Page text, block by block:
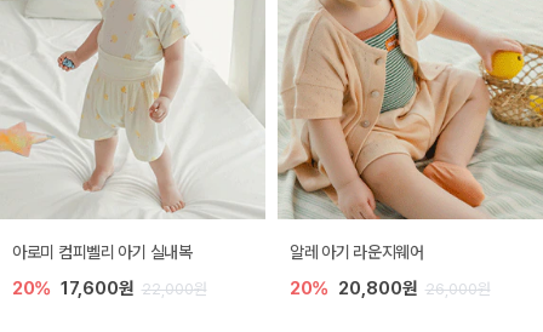
아로미 컴피벨리 아기 실내복
20% 17,600원 22,000원
알레 아기 라운지웨어
20% 20,800원 26,000원